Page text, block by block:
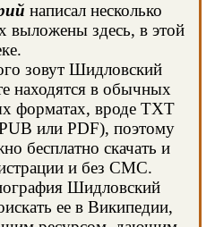
написал несколько
выложены здесь, в этой
зовут Шидловский
находятся в обычных
форматах, вроде TXT
или PDF), поэтому
бесплатно скачать и
и без СМС.
Шидловский
ее в Википедии,